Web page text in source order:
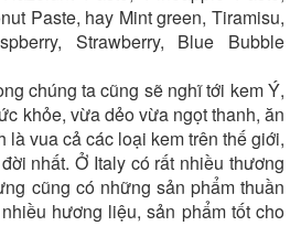
Paste, hay Mint green, Tiramisu,
Strawberry, Blue Bubble
chúng ta cũng sẽ nghĩ tới kem Ý,
khỏe, vừa dẻo vừa ngọt thanh, ăn
là vua cả các loại kem trên thế giới,
nhất. Ở Italy có rất nhiều thương
cũng có những sản phẩm thuần
hương liệu, sản phẩm tốt cho